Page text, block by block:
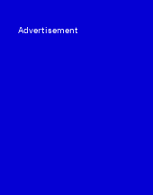
Advertisement